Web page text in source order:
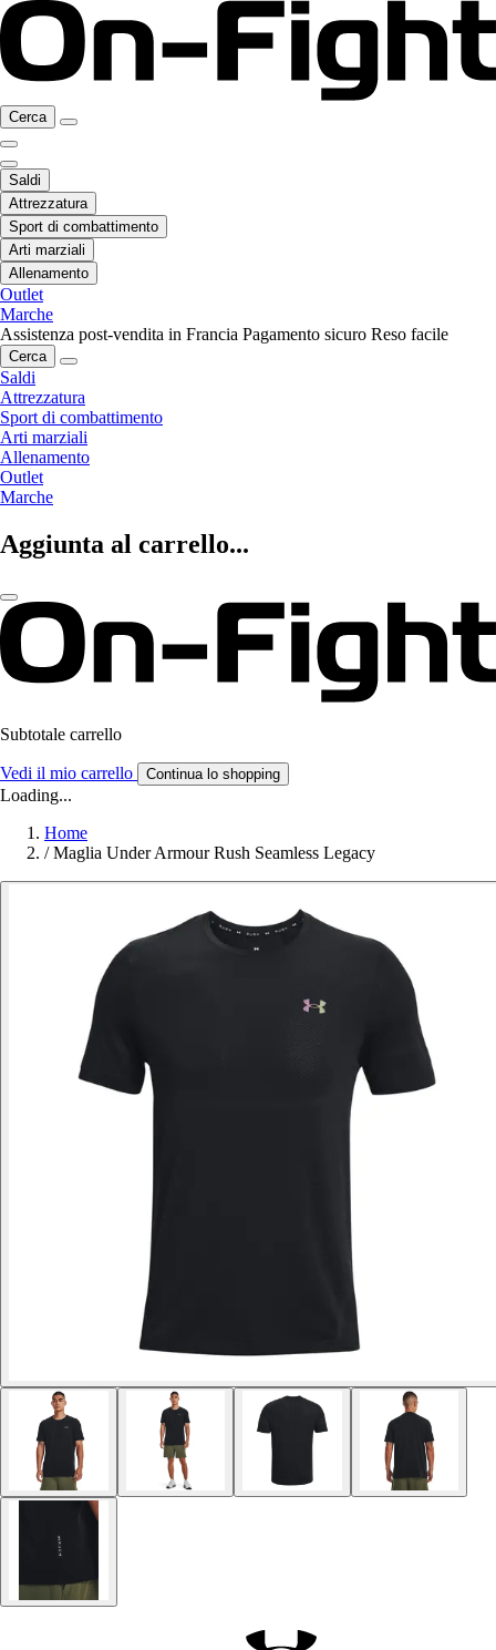
Cerca
Saldi
Attrezzatura
Sport di combattimento
Arti marziali
Allenamento
Outlet
Marche
Assistenza post-vendita in Francia Pagamento sicuro Reso facile
Cerca
Saldi
Attrezzatura
Sport di combattimento
Arti marziali
Allenamento
Outlet
Marche
Aggiunta al carrello...
Subtotale carrello
Vedi il mio carrello Continua lo shopping
Loading...
Home
/ Maglia Under Armour Rush Seamless Legacy